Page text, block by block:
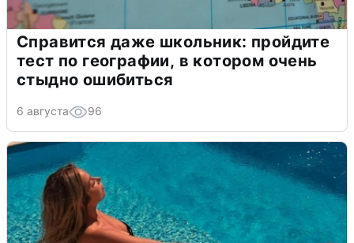
Справится даже школьник: пройдите
тест по географии, в котором очень
стыдно ошибиться
6 августа 96